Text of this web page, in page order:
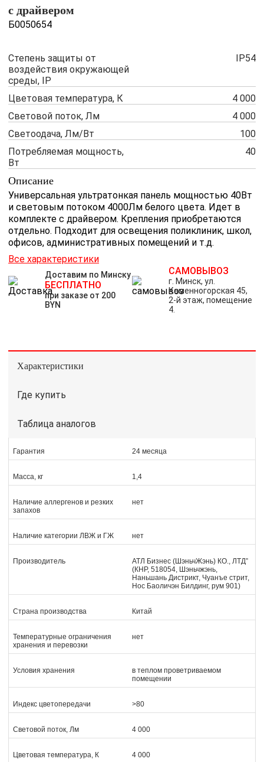
с драйвером
Б0050654
Степень защиты от
воздействия окружающей
среды, IP
IP54
Цветовая температура, К
4 000
Световой поток, Лм
4 000
Светоодача, Лм/Вт
100
Потребляемая мощность,
Вт
40
Описание
Универсальная ультратонкая панель мощностью 40Вт
и световым потоком 4000Лм белого цвета. Идет в
комплекте с драйвером. Крепления приобретаются
отдельно. Подходит для освещения поликлиник, школ,
офисов, административных помещений и т.д.
Все характеристики
Доставим по Минску
БЕСПЛАТНО
при заказе от 200
BYN
САМОВЫВОЗ
г. Минск, ул.
Каменногорская 45,
2-й этаж, помещение
4.
Характеристики
Где купить
Таблица аналогов
Гарантия 24 месяца
Масса, кг 1,4
Наличие аллергенов и резких
запахов
нет
Наличие категории ЛВЖ и ГЖ нет
Производитель
АТЛ Бизнес (ШэньчЖэнь) КО., ЛТД”
(КНР, 518054, Шэньчжэнь,
Наньшань Дистрикт, Чуанъе стрит,
Нос Баоличэн Билдинг, рум 901)
Страна производства Китай
Температурные ограничения
хранения и перевозки
нет
Условия хранения
в теплом проветриваемом
помещении
Индекс цветопередачи >80
Световой поток, Лм 4 000
Цветовая температура, К 4 000